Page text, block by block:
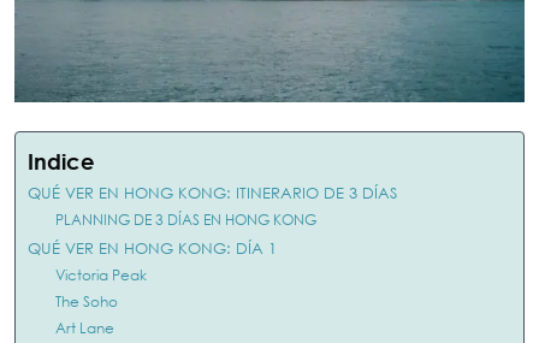
Indice
QUÉ VER EN HONG KONG: ITINERARIO DE 3 DÍAS
PLANNING DE 3 DÍAS EN HONG KONG
QUÉ VER EN HONG KONG: DÍA 1
Victoria Peak
The Soho
Art Lane